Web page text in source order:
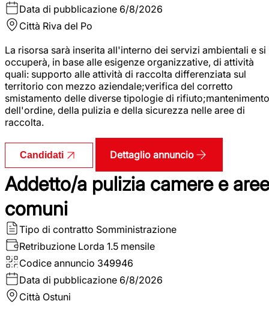
Data di pubblicazione 6/8/2026
Città Riva del Po
La risorsa sarà inserita all'interno dei servizi ambientali e si
occuperà, in base alle esigenze organizzative, di attività
quali: supporto alle attività di raccolta differenziata sul
territorio con mezzo aziendale;verifica del corretto
smistamento delle diverse tipologie di rifiuto;mantenimento
dell'ordine, della pulizia e della sicurezza nelle aree di
raccolta.
Candidati Dettaglio annuncio
Addetto/a pulizia camere e aree
comuni
Tipo di contratto Somministrazione
Retribuzione Lorda 1.5 mensile
Codice annuncio 349946
Data di pubblicazione 6/8/2026
Città Ostuni